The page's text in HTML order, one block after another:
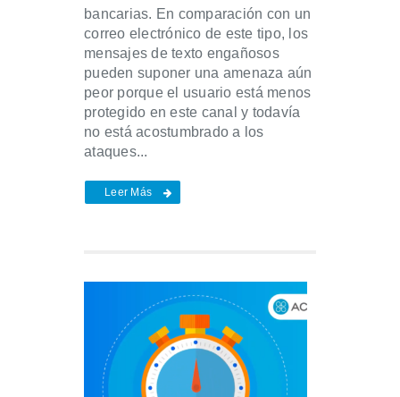
bancarias. En comparación con un
correo electrónico de este tipo, los
mensajes de texto engañosos
pueden suponer una amenaza aún
peor porque el usuario está menos
protegido en este canal y todavía
no está acostumbrado a los
ataques...
Leer Más